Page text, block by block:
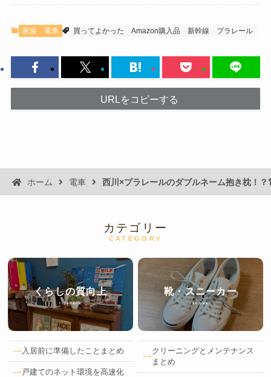
家族 電車 買ってよかった Amazon購入品 新幹線 プラレール
URLをコピーする
ホーム 電車 西川×プラレールのダブルネーム抱き枕！
カテゴリー
CATEGORY
くらしの質向上
lifehack
入居前に準備したことまとめ
戸建てのネット環境を高速化
靴・スニーカー
shoes
クリーニングとメンテナンス
まとめ